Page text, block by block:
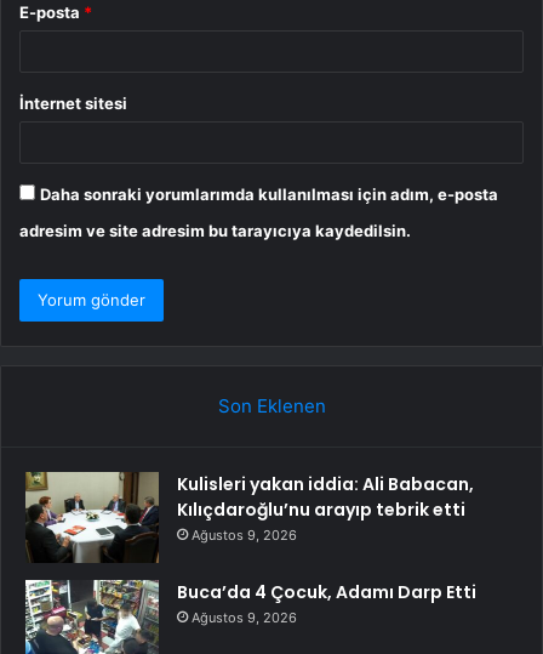
E-posta *
İnternet sitesi
Daha sonraki yorumlarımda kullanılması için adım, e-posta
adresim ve site adresim bu tarayıcıya kaydedilsin.
Son Eklenen
Kulisleri yakan iddia: Ali Babacan,
Kılıçdaroğlu’nu arayıp tebrik etti
Ağustos 9, 2026
Buca’da 4 Çocuk, Adamı Darp Etti
Ağustos 9, 2026